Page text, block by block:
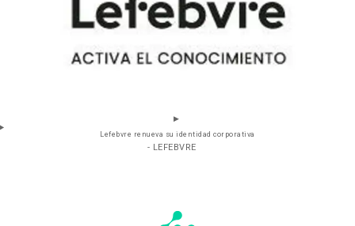
Lefebvre renueva su identidad corporativa
- LEFEBVRE